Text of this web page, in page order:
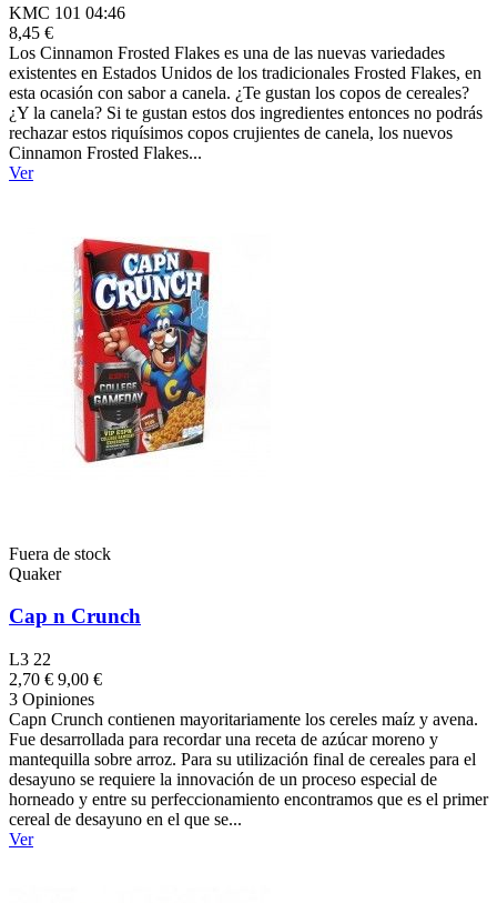
KMC 101 04:46
8,45 €
Los Cinnamon Frosted Flakes es una de las nuevas variedades
existentes en Estados Unidos de los tradicionales Frosted Flakes, en
esta ocasión con sabor a canela. ¿Te gustan los copos de cereales?
¿Y la canela? Si te gustan estos dos ingredientes entonces no podrás
rechazar estos riquísimos copos crujientes de canela, los nuevos
Cinnamon Frosted Flakes...
Ver
Fuera de stock
Quaker
Cap n Crunch
L3 22
2,70 € 9,00 €
3 Opiniones
Capn Crunch contienen mayoritariamente los cereles maíz y avena.
Fue desarrollada para recordar una receta de azúcar moreno y
mantequilla sobre arroz. Para su utilización final de cereales para el
desayuno se requiere la innovación de un proceso especial de
horneado y entre su perfeccionamiento encontramos que es el primer
cereal de desayuno en el que se...
Ver